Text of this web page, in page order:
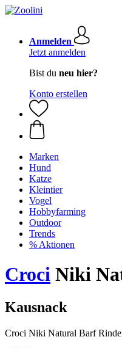
Anmelden
Jetzt anmelden
Bist du neu hier?
Konto erstellen
Marken
Hund
Katze
Kleintier
Vogel
Hobbyfarming
Outdoor
Trends
% Aktionen
Croci Niki
Kausnack
Croci Niki Natural Barf